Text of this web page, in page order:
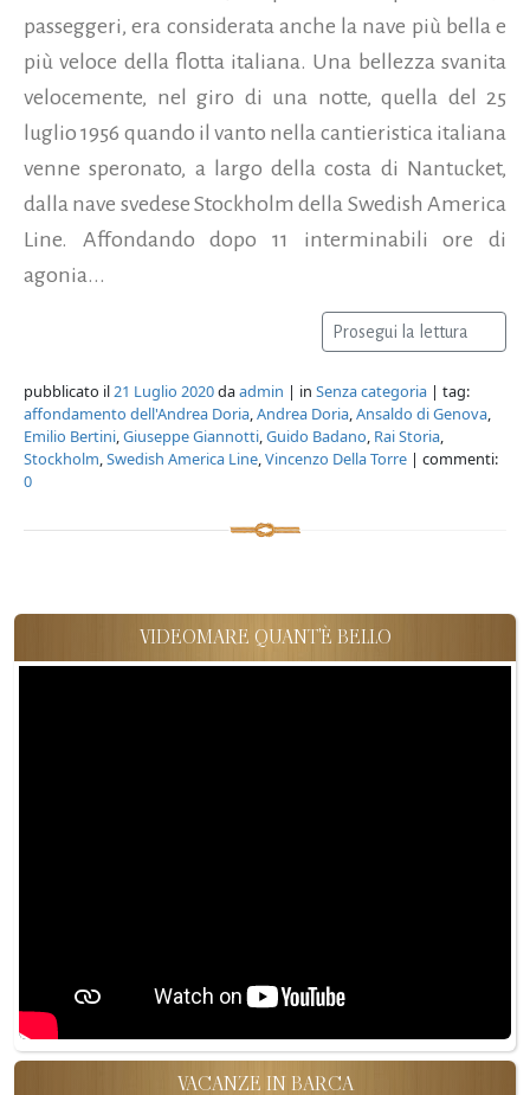
passeggeri, era considerata anche la nave più bella e
più veloce della flotta italiana. Una bellezza svanita
velocemente, nel giro di una notte, quella del 25
luglio 1956 quando il vanto nella cantieristica italiana
venne speronato, a largo della costa di Nantucket,
dalla nave svedese Stockholm della Swedish America
Line. Affondando dopo 11 interminabili ore di
agonia...
Prosegui la lettura
pubblicato il21 Luglio 2020daadmin | in Senza categoria | tag:
affondamento dell'Andrea Doria,Andrea Doria,Ansaldo di Genova,
Emilio Bertini,Giuseppe Giannotti,Guido Badano, Rai Storia,
Stockholm,Swedish America Line,Vincenzo Della Torre | commenti:
0
VIDEOMARE QUANT'È BELLO
VACANZE IN BARCA